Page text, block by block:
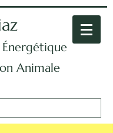
Animale